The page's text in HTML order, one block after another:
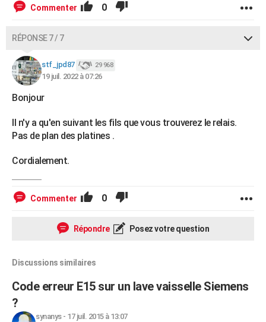
Commenter 0
RÉPONSE 7 / 7
stf_jpd87 29 968
19 juil. 2022 à 07:26
Bonjour
Il n'y a qu'en suivant les fils que vous trouverez le relais.
Pas de plan des platines .
Cordialement.
Commenter 0
Répondre Posez votre question
Discussions similaires
Code erreur E15 sur un lave vaisselle Siemens
?
synanys- 17 juil. 2015 à 13:07